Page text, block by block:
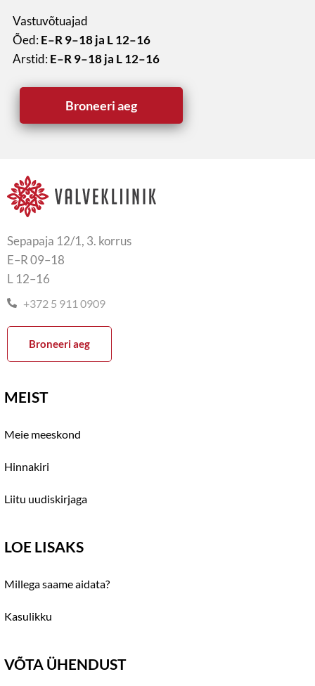
Vastuvõtuajad
Õed:E–R 9–18 ja L 12–16
Arstid:E–R 9–18 ja L 12–16
Broneeri aeg
Sepapaja 12/1, 3. korrus
E–R 09–18
L 12–16
+372 5 911 0909
Broneeri aeg
MEIST
Meie meeskond
Hinnakiri
Liitu uudiskirjaga
LOE LISAKS
Millega saame aidata?
Kasulikku
VÕTA ÜHENDUST